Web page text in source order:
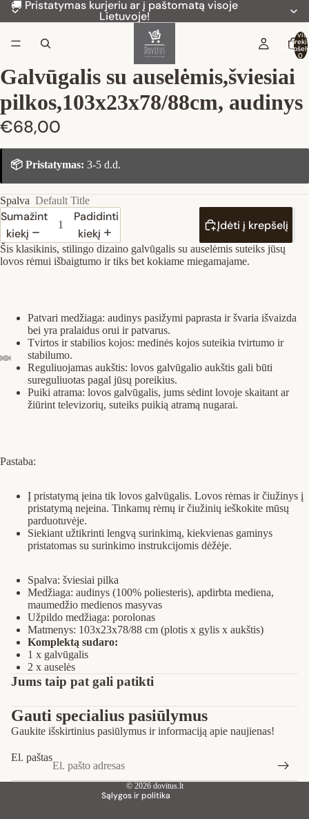
🚚 Pristatymas kurjeriu ar į paštomatą visoje
Lietuvoje!
Iš
0
Galvūgalis su auselėmis,šviesiai
pilkos,103x23x78/88cm, audinys
€68,00
📦 Pristatymas: 3-5 d.d.
Spalva Default Title
Sumažinti
kiekį
Padidinti
kiekį
Įdėti į krepšelį
Šis klasikinis, stilingo dizaino galvūgalis su auselėmis suteiks jūsų
lovos rėmui išbaigtumo ir tiks bet kokiame miegamajame.
Patvari medžiaga: audinys pasižymi paprasta ir švaria išvaizda
bei yra pralaidus orui ir patvarus.
Tvirtos ir stabilios kojos: medinės kojos suteikia tvirtumo ir
stabilumo.
Reguliuojamas aukštis: lovos galvūgalio aukštis gali būti
sureguliuotas pagal jūsų poreikius.
Puiki atrama: lovos galvūgalis, jums sėdint lovoje skaitant ar
žiūrint televizorių, suteiks puikią atramą nugarai.
Pastaba:
Į pristatymą įeina tik lovos galvūgalis. Lovos rėmas ir čiužinys į
pristatymą neįeina. Tinkamų rėmų ir čiužinių ieškokite mūsų
parduotuvėje.
Siekiant užtikrinti lengvą surinkimą, kiekvienas gaminys
pristatomas su surinkimo instrukcijomis dėžėje.
Spalva: šviesiai pilka
Medžiaga: audinys (100% poliesteris), apdirbta mediena,
maumedžio medienos masyvas
Užpildo medžiaga: porolonas
Matmenys: 103x23x78/88 cm (plotis x gylis x aukštis)
Komplektą sudaro:
1 x galvūgalis
2 x auselės
Jums taip pat gali patikti
Gauti specialius pasiūlymus
Gaukite išskirtinius pasiūlymus ir informaciją apie naujienas!
El. paštas
© 2026 dovitus.lt
Sąlygos ir politika
Privatumo strategija
Paslaugų teikimo sąlygos
Siuntimo politika
Teisinis pranešimas